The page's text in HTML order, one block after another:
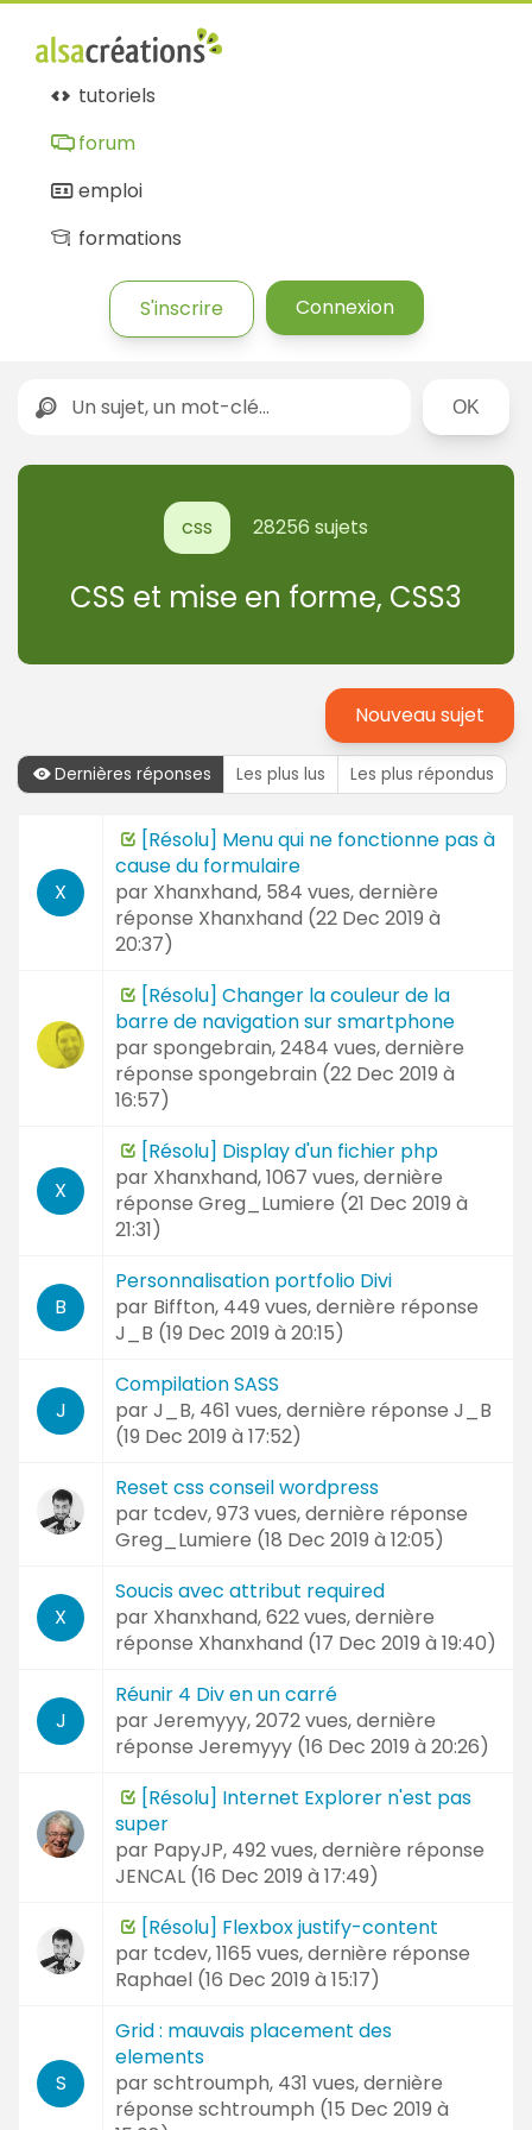
Forum
Alsacréations
tutoriels
forum
emploi
formations
S'inscrire Connexion
Rechercher
css 28256 sujets
CSS et mise en forme, CSS3
Nouveau sujet
Dernières réponses Les plus lus Les plus répondus
Auteur
X
[Résolu] Menu qui ne fonctionne pas à
cause du formulaire
par Xhanxhand, 584 vues, dernière
réponse Xhanxhand (22 Dec 2019 à
20:37)
[Résolu] Changer la couleur de la
barre de navigation sur smartphone
parspongebrain, 2484 vues, dernière
réponse spongebrain (22 Dec 2019 à
16:57)
X
[Résolu] Display d'un fichier php
par Xhanxhand, 1067 vues, dernière
réponse Greg_Lumiere (21 Dec 2019 à
21:31)
B
Personnalisation portfolio Divi
par Biffton, 449 vues, dernière réponse
J_B (19 Dec 2019 à 20:15)
J
Compilation SASS
parJ_B, 461 vues, dernière réponse J_B
(19 Dec 2019 à 17:52)
Reset css conseil wordpress
par tcdev, 973 vues, dernière réponse
Greg_Lumiere (18 Dec 2019 à 12:05)
X
Soucis avec attribut required
par Xhanxhand, 622 vues, dernière
réponse Xhanxhand (17 Dec 2019 à 19:40)
J
Réunir 4 Div en un carré
parJeremyyy, 2072 vues, dernière
réponse Jeremyyy (16 Dec 2019 à 20:26)
[Résolu] Internet Explorer n'est pas
super
par PapyJP, 492 vues, dernière réponse
JENCAL (16 Dec 2019 à 17:49)
[Résolu] Flexbox justify-content
par tcdev, 1165 vues, dernière réponse
Raphael (16 Dec 2019 à 15:17)
S
Grid : mauvais placement des
elements
parschtroumph, 431 vues, dernière
réponse schtroumph (15 Dec 2019 à